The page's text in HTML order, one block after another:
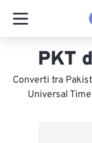
PKT
Converti tra
Universal